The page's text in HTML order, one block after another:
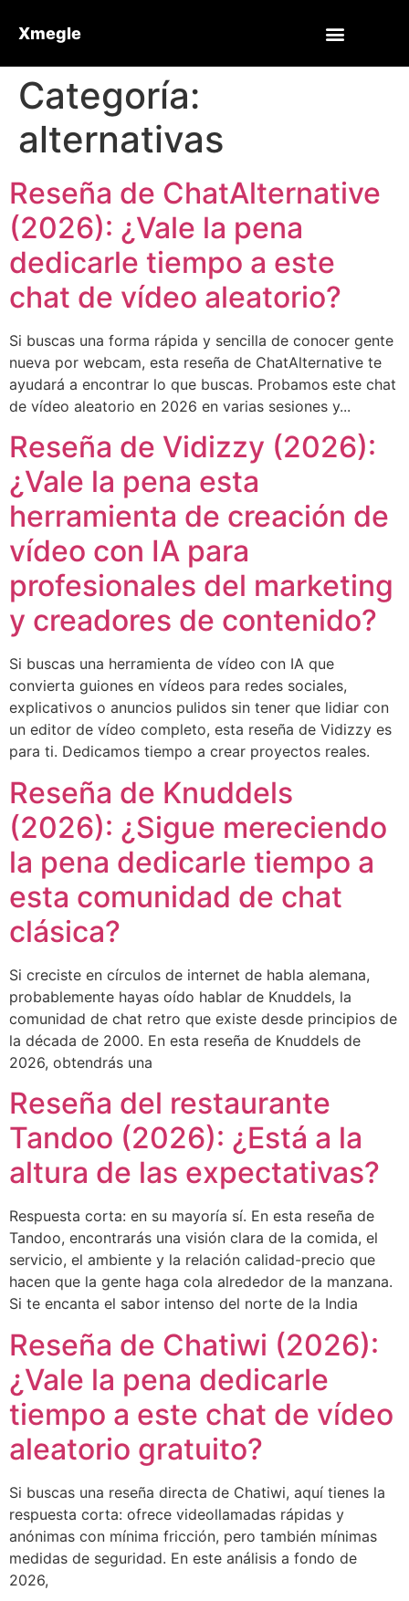
Xmegle
Categoría:
alternativas
Reseña de ChatAlternative
(2026): ¿Vale la pena
dedicarle tiempo a este
chat de vídeo aleatorio?
Si buscas una forma rápida y sencilla de conocer gente
nueva por webcam, esta reseña de ChatAlternative te
ayudará a encontrar lo que buscas. Probamos este chat
de vídeo aleatorio en 2026 en varias sesiones y...
Reseña de Vidizzy (2026):
¿Vale la pena esta
herramienta de creación de
vídeo con IA para
profesionales del marketing
y creadores de contenido?
Si buscas una herramienta de vídeo con IA que
convierta guiones en vídeos para redes sociales,
explicativos o anuncios pulidos sin tener que lidiar con
un editor de vídeo completo, esta reseña de Vidizzy es
para ti. Dedicamos tiempo a crear proyectos reales.
Reseña de Knuddels
(2026): ¿Sigue mereciendo
la pena dedicarle tiempo a
esta comunidad de chat
clásica?
Si creciste en círculos de internet de habla alemana,
probablemente hayas oído hablar de Knuddels, la
comunidad de chat retro que existe desde principios de
la década de 2000. En esta reseña de Knuddels de
2026, obtendrás una
Reseña del restaurante
Tandoo (2026): ¿Está a la
altura de las expectativas?
Respuesta corta: en su mayoría sí. En esta reseña de
Tandoo, encontrarás una visión clara de la comida, el
servicio, el ambiente y la relación calidad-precio que
hacen que la gente haga cola alrededor de la manzana.
Si te encanta el sabor intenso del norte de la India
Reseña de Chatiwi (2026):
¿Vale la pena dedicarle
tiempo a este chat de vídeo
aleatorio gratuito?
Si buscas una reseña directa de Chatiwi, aquí tienes la
respuesta corta: ofrece videollamadas rápidas y
anónimas con mínima fricción, pero también mínimas
medidas de seguridad. En este análisis a fondo de
2026,